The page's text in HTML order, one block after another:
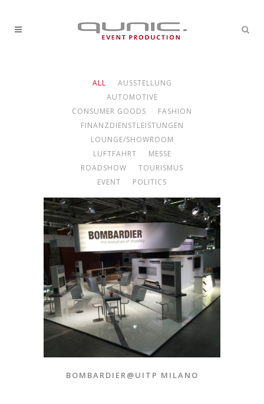
ALL
AUSSTELLUNG
AUTOMOTIVE
CONSUMER GOODS
FASHION
FINANZDIENSTLEISTUNGEN
LOUNGE/SHOWROOM
LUFTFAHRT
MESSE
ROADSHOW
TOURISMUS
EVENT
POLITICS
BOMBARDIER@UITP MILANO